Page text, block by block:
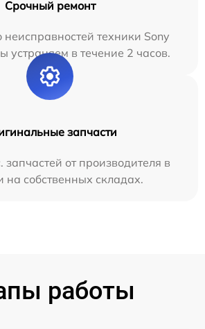
Срочный ремонт
техники Sony
устраняем в течение 2 часов.
запчасти
запчастей от производителя в
на собственных складах.
работы